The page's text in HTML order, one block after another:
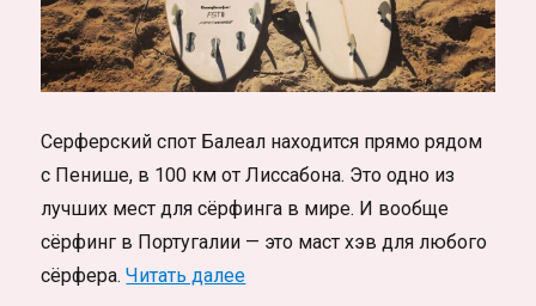
Серферский спот Балеал находится прямо рядом
с Пенише, в 100 км от Лиссабона. Это одно из
лучших мест для сёрфинга в мире. И вообще
сёрфинг в Португалии — это маст хэв для любого
сёрфера.Читать далее«Пениш, Балеал, рай для